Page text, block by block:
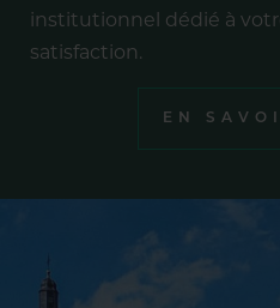
institutionnel dédié à
satisfaction.
EN